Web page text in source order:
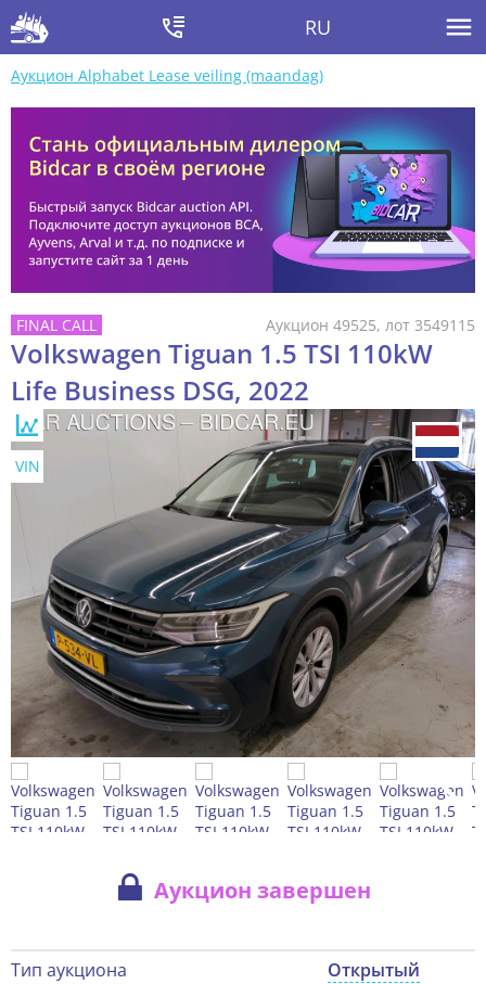
RU
Аукцион Alphabet Lease veiling (maandag)
Аукцион 49525, лот 3549115
Volkswagen Tiguan 1.5 TSI 110kW
Life Business DSG, 2022
VIN
Аукцион завершен
Тип аукциона
Открытый